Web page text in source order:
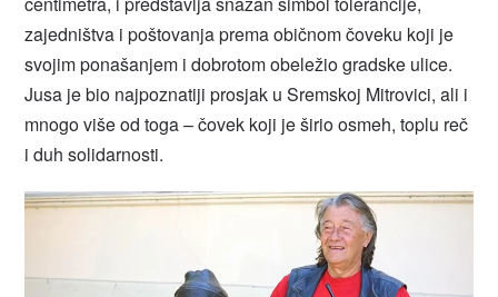
zajedništva i poštovanja prema običnom čoveku koji je
svojim ponašanjem i dobrotom obeležio gradske ulice.
Jusa je bio najpoznatiji prosjak u Sremskoj Mitrovici, ali i
mnogo više od toga – čovek koji je širio osmeh, toplu reč
i duh solidarnosti.